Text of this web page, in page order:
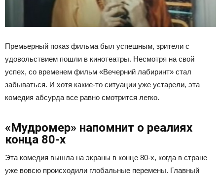
Премьерный показ фильма был успешным, зрители с
удовольствием пошли в кинотеатры. Несмотря на свой
успех, со временем фильм «Вечерний лабиринт» стал
забываться. И хотя какие-то ситуации уже устарели, эта
комедия абсурда все равно смотрится легко.
«Мудромер» напомнит о реалиях
конца 80-х
Эта комедия вышла на экраны в конце 80-х, когда в стране
уже вовсю происходили глобальные перемены. Главный